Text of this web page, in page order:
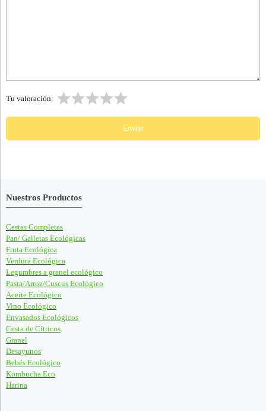
Tu valoración:
Nuestros Productos
Cestas Completas
Pan/ Galletas Ecológicas
Fruta Ecológica
Verdura Ecológica
Legumbres a granel ecológico
Pasta/Arroz/Cuscus Ecológico
Aceite Ecológico
Vino Ecológico
Envasados Ecológicos
Cesta de Cítricos
Granel
Desayunos
Bebés Ecológico
Kombucha Eco
Harina